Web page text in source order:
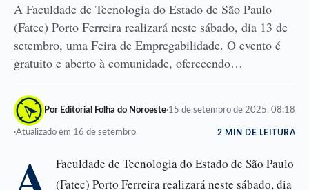
A Faculdade de Tecnologia do Estado de São Paulo
(Fatec) Porto Ferreira realizará neste sábado, dia 13 de
setembro, uma Feira de Empregabilidade. O evento é
gratuito e aberto à comunidade, oferecendo…
Por Editorial Folha do Noroeste·15 de setembro de 2025, 08:18
·Atualizado em 16 de setembro 2 MIN DE LEITURA
Faculdade de Tecnologia do Estado de São Paulo
(Fatec) Porto Ferreira realizará neste sábado, dia